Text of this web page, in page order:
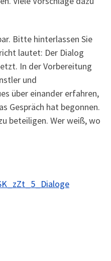
Bitte hinterlassen Sie
lautet: Der Dialog
In der Vorbereitung
und
über einander erfahren,
Gespräch hat begonnen.
beteiligen. Wer weiß, wo